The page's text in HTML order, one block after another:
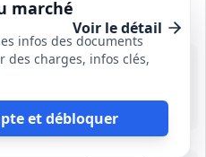
marché
infos des documents
des charges, infos clés,
et débloquer
Voir le détail
8 mois
sociale Visiterequise